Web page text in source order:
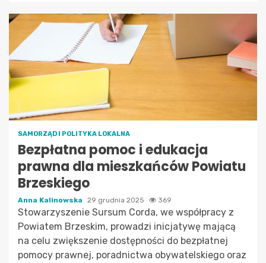
SAMORZĄD I POLITYKA LOKALNA
Bezpłatna pomoc i edukacja
prawna dla mieszkańców Powiatu
Brzeskiego
Anna Kalinowska 29 grudnia 2025 369
Stowarzyszenie Sursum Corda, we współpracy z
Powiatem Brzeskim, prowadzi inicjatywę mającą
na celu zwiększenie dostępności do bezpłatnej
pomocy prawnej, poradnictwa obywatelskiego oraz